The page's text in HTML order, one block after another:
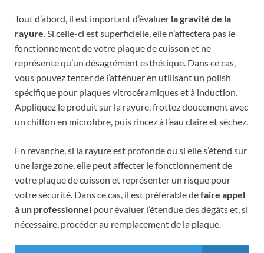
Tout d’abord, il est important d’évaluer la gravité de la
rayure. Si celle-ci est superficielle, elle n’affectera pas le
fonctionnement de votre plaque de cuisson et ne
représente qu’un désagrément esthétique. Dans ce cas,
vous pouvez tenter de l’atténuer en utilisant un polish
spécifique pour plaques vitrocéramiques et à induction.
Appliquez le produit sur la rayure, frottez doucement avec
un chiffon en microfibre, puis rincez à l’eau claire et séchez.
En revanche, si la rayure est profonde ou si elle s’étend sur
une large zone, elle peut affecter le fonctionnement de
votre plaque de cuisson et représenter un risque pour
votre sécurité. Dans ce cas, il est préférable defaire appel
à un professionnel pour évaluer l’étendue des dégâts et, si
nécessaire, procéder au remplacement de la plaque.